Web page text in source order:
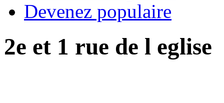
Devenez populaire
2e et 1 rue de l eglise